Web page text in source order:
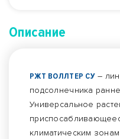
Описание
РЖТ ВОЛЛТЕР СУ–
подсолнечника
Универсальное
климатическим